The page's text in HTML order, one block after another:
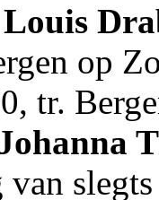
op
tr.
van